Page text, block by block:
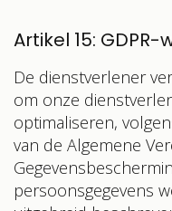
Artikel 15:
De dienstverlener
om onze
optimaliseren,
van de Algemene
persoonsgegevens